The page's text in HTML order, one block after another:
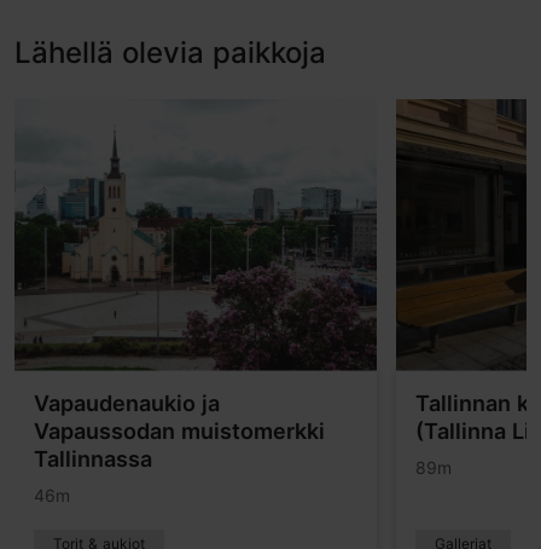
Lähellä olevia paikkoja
Vapaudenaukio ja
Vapaussodan muistomerkki
Tallinnassa
46m
Torit & aukiot
Tallinnan
(Tallinna
89m
Galleriat